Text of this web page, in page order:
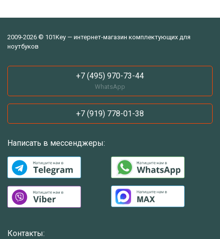
2009-2026 © 101Key — интернет-магазин комплектующих для
ноутбуков
+7 (495) 970-73-44
WhatsApp
+7 (919) 778-01-38
Написать в мессенджеры:
Контакты: